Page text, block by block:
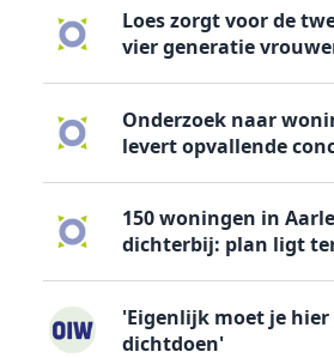
Loes zorgt voor de
vier generatie
Onderzoek naar
levert opvallende
150 woningen in
dichterbij: plan ligt
'Eigenlijk moet je hier
dichtdoen'